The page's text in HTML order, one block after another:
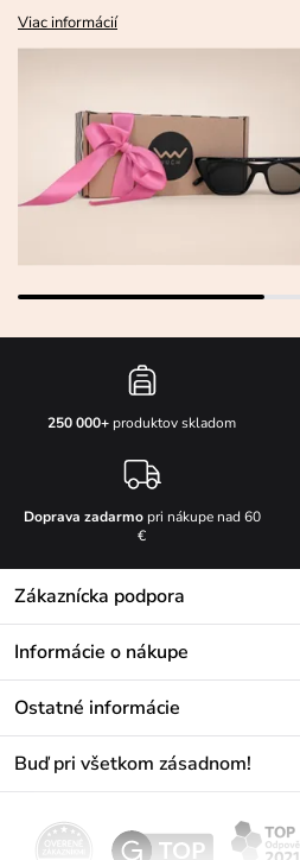
Viac informácií
250 000+ produktov skladom
Doprava zadarmopri nákupe nad 60
€
Zákaznícka podpora
info@vuch.sk
Informácie o nákupe
Materiály a údržba
Vrátenie a reklamácia
Ostatné informácie
Darčekové poukazy
Buď pri všetkom zásadnom!